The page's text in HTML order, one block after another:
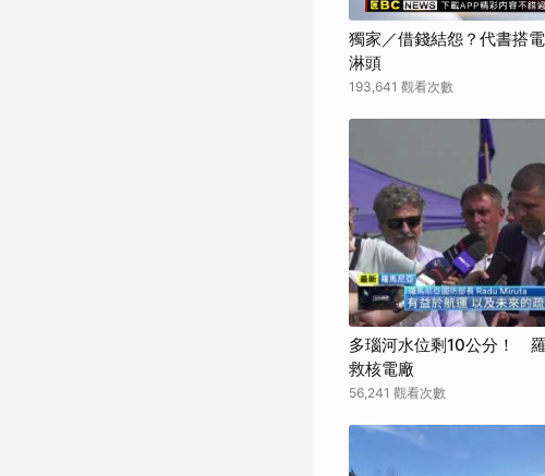
獨家／借錢結怨？代書搭
淋頭
193,641 觀看次數
多瑙河水位剩10公分！ 羅
救核電廠
56,241 觀看次數